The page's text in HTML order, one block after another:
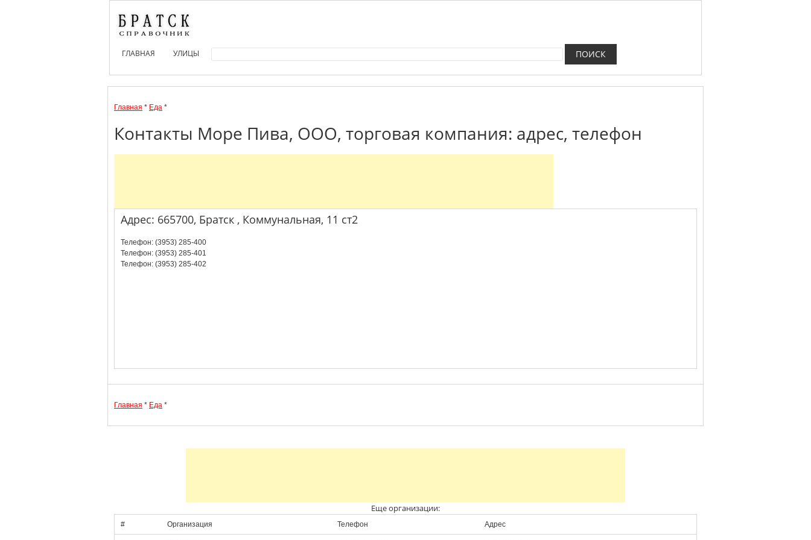
ГЛАВНАЯ УЛИЦЫ
Главная * Еда *
Контакты Море Пива, ООО, торговая компания: адрес, телефон
Адрес: 665700, Братск , Коммунальная, 11 ст2
Телефон: (3953) 285-400
Телефон: (3953) 285-401
Телефон: (3953) 285-402
Главная * Еда *
Еще организации:
# Организация Телефон Адрес